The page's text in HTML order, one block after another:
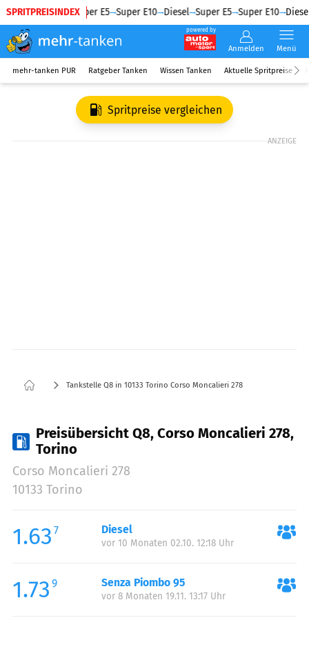
SPRITPREISINDEX
Diesel Super E5 Super E10 Diesel Super E5 Super E10 Diesel
powered by
Anmelden Menü
mehr-tanken PUR Ratgeber Tanken Wissen Tanken Aktuelle Spritpreise
Spritpreise vergleichen
ANZEIGE
Tankstelle Q8 in 10133 Torino Corso Moncalieri 278
Preisübersicht Q8, Corso Moncalieri 278,
Torino
Corso Moncalieri 278
10133 Torino
1.63 7 Diesel
vor 10 Monaten 02.10. 12:18 Uhr
1.73 9 Senza Piombo 95
vor 8 Monaten 19.11. 13:17 Uhr